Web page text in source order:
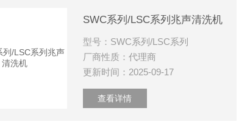
SWC系列/LSC系列兆声清洗机
型号：SWC系列/LSC系列
厂商性质：代理商
更新时间：2025-09-17
查看详情